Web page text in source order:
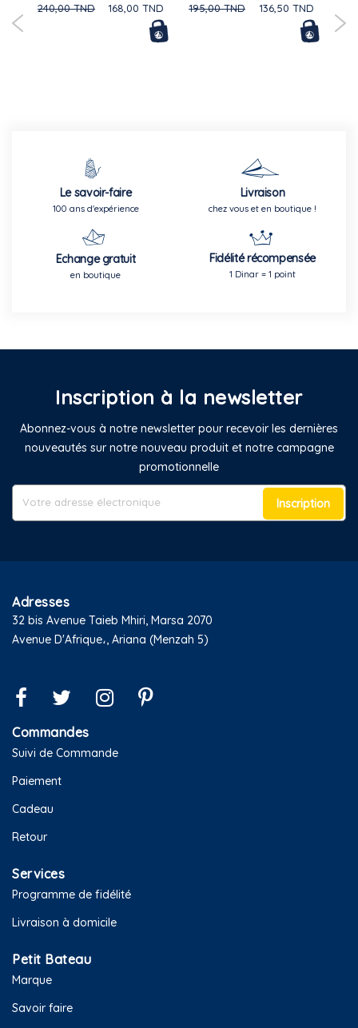
168,00 TND
240,00 TND 136,50 TND
195,00 TND
Le savoir-faire
100 ans d'expérience
Livraison
chez vous et en boutique !
Echange gratuit
en boutique
Fidélité récompensée
1 Dinar = 1 point
Inscription à la newsletter
Abonnez-vous à notre newsletter pour recevoir les dernières
nouveautés sur notre nouveau produit et notre campagne
promotionnelle
Inscription
Adresses
32 bis Avenue Taieb Mhiri, Marsa 2070
Avenue D'Afrique،, Ariana (Menzah 5)
Commandes
Suivi de Commande
Paiement
Cadeau
Retour
Services
Programme de fidélité
Livraison à domicile
Petit Bateau
Marque
Savoir faire